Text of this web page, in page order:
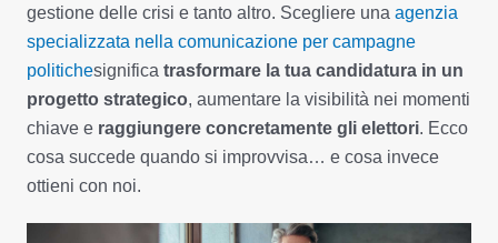
gestione delle crisi e tanto altro. Scegliere una agenzia
specializzata nella comunicazione per campagne
politichesignifica trasformare la tua candidatura in un
progetto strategico, aumentare la visibilità nei momenti
chiave e raggiungere concretamente gli elettori. Ecco
cosa succede quando si improvvisa… e cosa invece
ottieni con noi.